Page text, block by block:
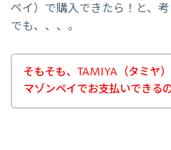
ペイ）で購入できたら！と、考
でも、、、。
そもそも、TAMIYA（タミヤ
マゾンペイでお支払いできる